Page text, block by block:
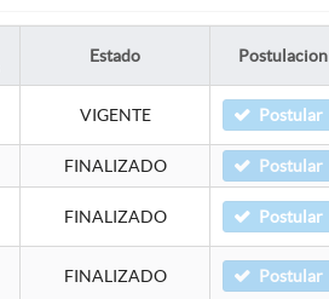
Estado Postulacion
VIGENTE Postular
FINALIZADO Postular
FINALIZADO Postular
FINALIZADO Postular